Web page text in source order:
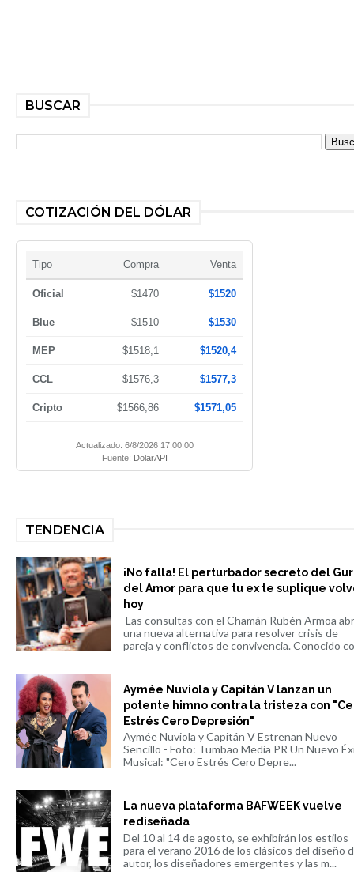
BUSCAR
COTIZACIÓN DEL DÓLAR
Tipo Compra Venta
Oficial $1470 $1520
Blue $1510 $1530
MEP $1518,1 $1520,4
CCL $1576,3 $1577,3
Cripto $1566,86 $1571,05
Actualizado: 6/8/2026 17:00:00
Fuente: DolarAPI
TENDENCIA
¡No falla! El perturbador secreto del
del Amor para que tu ex te suplique
hoy
Las consultas con el Chamán Rubén Armoa
una nueva alternativa para resolver crisis de
pareja y conflictos de convivencia. Conocido
Aymée Nuviola y Capitán V lanzan un
potente himno contra la tristeza con
Estrés Cero Depresión"
Aymée Nuviola y Capitán V Estrenan Nuevo
Sencillo - Foto: Tumbao Media PR Un Nuevo
Musical: "Cero Estrés Cero Depre...
La nueva plataforma BAFWEEK vuelve
rediseñada
Del 10 al 14 de agosto, se exhibirán los estilos
para el verano 2016 de los clásicos del diseño
autor, los diseñadores emergentes y las m...